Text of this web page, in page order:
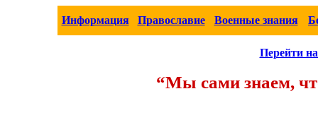
Информация Православие Военные знания
Перейти
“Мы сами знаем,